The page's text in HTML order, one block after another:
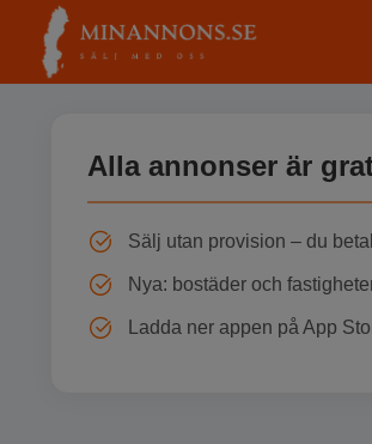
Alla annonser är
Sälj utan provision – du
Nya: bostäder och
Ladda ner appen på App